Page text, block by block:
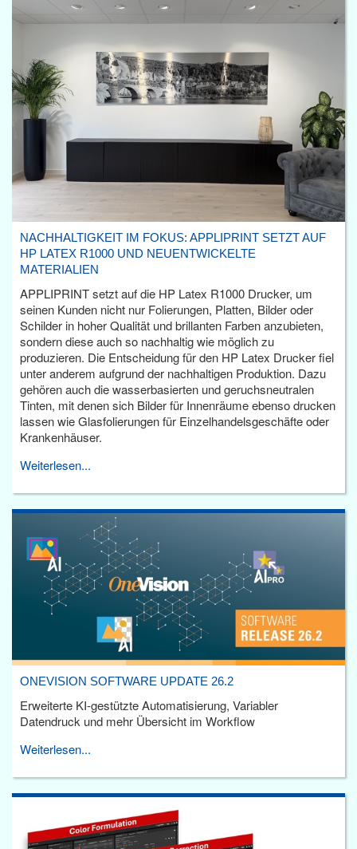
NACHHALTIGKEIT IM FOKUS: APPLIPRINT SETZT AUF
HP LATEX R1000 UND NEUENTWICKELTE
MATERIALIEN
APPLIPRINT setzt auf die HP Latex R1000 Drucker, um
seinen Kunden nicht nur Folierungen, Platten, Bilder oder
Schilder in hoher Qualität und brillanten Farben anzubieten,
sondern diese auch so nachhaltig wie möglich zu
produzieren. Die Entscheidung für den HP Latex Drucker fiel
unter anderem aufgrund der nachhaltigen Produktion. Dazu
gehören auch die wasserbasierten und geruchsneutralen
Tinten, mit denen sich Bilder für Innenräume ebenso drucken
lassen wie Glasfolierungen für Einzelhandelsgeschäfte oder
Krankenhäuser.
Weiterlesen...
ONEVISION SOFTWARE UPDATE 26.2
Erweiterte KI-gestützte Automatisierung, Variabler
Datendruck und mehr Übersicht im Workflow
Weiterlesen...